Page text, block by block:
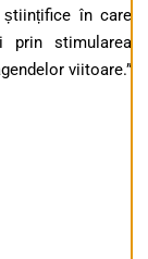
în care
prin stimularea
viitoare.”